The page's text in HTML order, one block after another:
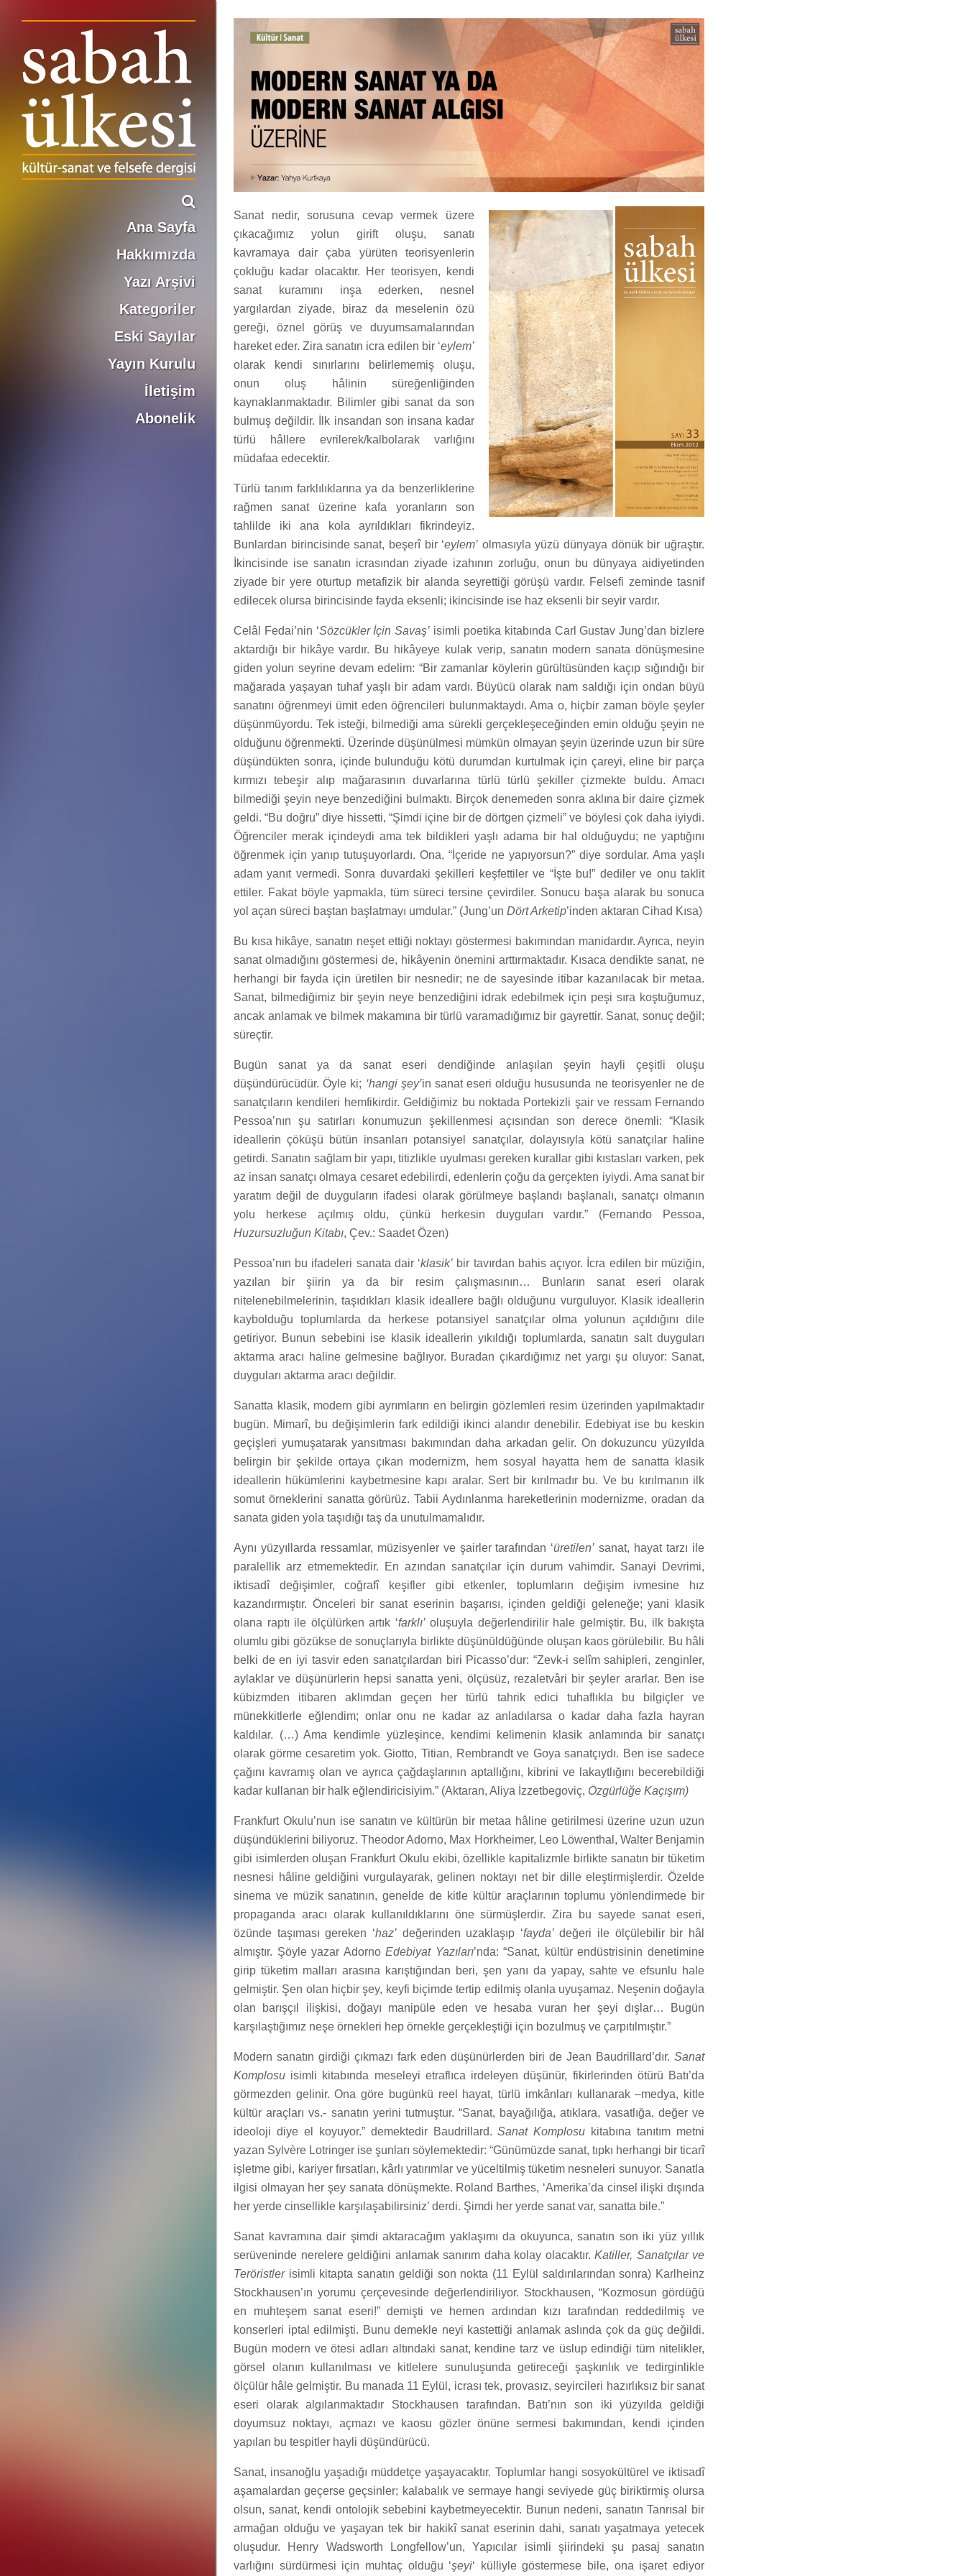
Ana Sayfa
Hakkımızda
Yazı Arşivi
Kategoriler
Eski Sayılar
Yayın Kurulu
İletişim
Abonelik
Sanat nedir, sorusuna cevap vermek üzere
çıkacağımız yolun girift oluşu, sanatı
kavramaya dair çaba yürüten teorisyenlerin
çokluğu kadar olacaktır. Her teorisyen, kendi
sanat kuramını inşa ederken, nesnel
yargılardan ziyade, biraz da meselenin özü
gereği, öznel görüş ve duyumsamalarından
hareket eder. Zira sanatın icra edilen bir ‘eylem’
olarak kendi sınırlarını belirlememiş oluşu,
onun oluş hâlinin süreğenliğinden
kaynaklanmaktadır. Bilimler gibi sanat da son
bulmuş değildir. İlk insandan son insana kadar
türlü hâllere evrilerek/kalbolarak varlığını
müdafaa edecektir.
Türlü tanım farklılıklarına ya da benzerliklerine
rağmen sanat üzerine kafa yoranların son
tahlilde iki ana kola ayrıldıkları fikrindeyiz.
Bunlardan birincisinde sanat, beşerî bir ‘eylem’ olmasıyla yüzü dünyaya dönük bir uğraştır.
İkincisinde ise sanatın icrasından ziyade izahının zorluğu, onun bu dünyaya aidiyetinden
ziyade bir yere oturtup metafizik bir alanda seyrettiği görüşü vardır. Felsefi zeminde tasnif
edilecek olursa birincisinde fayda eksenli; ikincisinde ise haz eksenli bir seyir vardır.
Celâl Fedai’nin ‘Sözcükler İçin Savaş’ isimli poetika kitabında Carl Gustav Jung’dan bizlere
aktardığı bir hikâye vardır. Bu hikâyeye kulak verip, sanatın modern sanata dönüşmesine
giden yolun seyrine devam edelim: “Bir zamanlar köylerin gürültüsünden kaçıp sığındığı bir
mağarada yaşayan tuhaf yaşlı bir adam vardı. Büyücü olarak nam saldığı için ondan büyü
sanatını öğrenmeyi ümit eden öğrencileri bulunmaktaydı. Ama o, hiçbir zaman böyle şeyler
düşünmüyordu. Tek isteği, bilmediği ama sürekli gerçekleşeceğinden emin olduğu şeyin ne
olduğunu öğrenmekti. Üzerinde düşünülmesi mümkün olmayan şeyin üzerinde uzun bir süre
düşündükten sonra, içinde bulunduğu kötü durumdan kurtulmak için çareyi, eline bir parça
kırmızı tebeşir alıp mağarasının duvarlarına türlü türlü şekiller çizmekte buldu. Amacı
bilmediği şeyin neye benzediğini bulmaktı. Birçok denemeden sonra aklına bir daire çizmek
geldi. “Bu doğru” diye hissetti, “Şimdi içine bir de dörtgen çizmeli” ve böylesi çok daha iyiydi.
Öğrenciler merak içindeydi ama tek bildikleri yaşlı adama bir hal olduğuydu; ne yaptığını
öğrenmek için yanıp tutuşuyorlardı. Ona, “İçeride ne yapıyorsun?” diye sordular. Ama yaşlı
adam yanıt vermedi. Sonra duvardaki şekilleri keşfettiler ve “İşte bu!” dediler ve onu taklit
ettiler. Fakat böyle yapmakla, tüm süreci tersine çevirdiler. Sonucu başa alarak bu sonuca
yol açan süreci baştan başlatmayı umdular.” (Jung’un Dört Arketip’inden aktaran Cihad Kısa)
Bu kısa hikâye, sanatın neşet ettiği noktayı göstermesi bakımından manidardır. Ayrıca, neyin
sanat olmadığını göstermesi de, hikâyenin önemini arttırmaktadır. Kısaca dendikte sanat, ne
herhangi bir fayda için üretilen bir nesnedir; ne de sayesinde itibar kazanılacak bir metaa.
Sanat, bilmediğimiz bir şeyin neye benzediğini idrak edebilmek için peşi sıra koştuğumuz,
ancak anlamak ve bilmek makamına bir türlü varamadığımız bir gayrettir. Sanat, sonuç değil;
süreçtir.
Bugün sanat ya da sanat eseri dendiğinde anlaşılan şeyin hayli çeşitli oluşu
düşündürücüdür. Öyle ki; ‘hangi şey’in sanat eseri olduğu hususunda ne teorisyenler ne de
sanatçıların kendileri hemfikirdir. Geldiğimiz bu noktada Portekizli şair ve ressam Fernando
Pessoa’nın şu satırları konumuzun şekillenmesi açısından son derece önemli: “Klasik
ideallerin çöküşü bütün insanları potansiyel sanatçılar, dolayısıyla kötü sanatçılar haline
getirdi. Sanatın sağlam bir yapı, titizlikle uyulması gereken kurallar gibi kıstasları varken, pek
az insan sanatçı olmaya cesaret edebilirdi, edenlerin çoğu da gerçekten iyiydi. Ama sanat bir
yaratım değil de duyguların ifadesi olarak görülmeye başlandı başlanalı, sanatçı olmanın
yolu herkese açılmış oldu, çünkü herkesin duyguları vardır.” (Fernando Pessoa,
Huzursuzluğun Kitabı, Çev.: Saadet Özen)
Pessoa’nın bu ifadeleri sanata dair ‘klasik’ bir tavırdan bahis açıyor. İcra edilen bir müziğin,
yazılan bir şiirin ya da bir resim çalışmasının… Bunların sanat eseri olarak
nitelenebilmelerinin, taşıdıkları klasik ideallere bağlı olduğunu vurguluyor. Klasik ideallerin
kaybolduğu toplumlarda da herkese potansiyel sanatçılar olma yolunun açıldığını dile
getiriyor. Bunun sebebini ise klasik ideallerin yıkıldığı toplumlarda, sanatın salt duyguları
aktarma aracı haline gelmesine bağlıyor. Buradan çıkardığımız net yargı şu oluyor: Sanat,
duyguları aktarma aracı değildir.
Sanatta klasik, modern gibi ayrımların en belirgin gözlemleri resim üzerinden yapılmaktadır
bugün. Mimarî, bu değişimlerin fark edildiği ikinci alandır denebilir. Edebiyat ise bu keskin
geçişleri yumuşatarak yansıtması bakımından daha arkadan gelir. On dokuzuncu yüzyılda
belirgin bir şekilde ortaya çıkan modernizm, hem sosyal hayatta hem de sanatta klasik
ideallerin hükümlerini kaybetmesine kapı aralar. Sert bir kırılmadır bu. Ve bu kırılmanın ilk
somut örneklerini sanatta görürüz. Tabii Aydınlanma hareketlerinin modernizme, oradan da
sanata giden yola taşıdığı taş da unutulmamalıdır.
Aynı yüzyıllarda ressamlar, müzisyenler ve şairler tarafından ‘üretilen’ sanat, hayat tarzı ile
paralellik arz etmemektedir. En azından sanatçılar için durum vahimdir. Sanayi Devrimi,
iktisadî değişimler, coğrafî keşifler gibi etkenler, toplumların değişim ivmesine hız
kazandırmıştır. Önceleri bir sanat eserinin başarısı, içinden geldiği geleneğe; yani klasik
olana raptı ile ölçülürken artık ‘farklı’oluşuyla değerlendirilir hale gelmiştir. Bu, ilk bakışta
olumlu gibi gözükse de sonuçlarıyla birlikte düşünüldüğünde oluşan kaos görülebilir. Bu hâli
belki de en iyi tasvir eden sanatçılardan biri Picasso’dur: “Zevk-i selîm sahipleri, zenginler,
aylaklar ve düşünürlerin hepsi sanatta yeni, ölçüsüz, rezaletvâri bir şeyler ararlar. Ben ise
kübizmden itibaren aklımdan geçen her türlü tahrik edici tuhaflıkla bu bilgiçler ve
münekkitlerle eğlendim; onlar onu ne kadar az anladılarsa o kadar daha fazla hayran
kaldılar. (…) Ama kendimle yüzleşince, kendimi kelimenin klasik anlamında bir sanatçı
olarak görme cesaretim yok. Giotto, Titian, Rembrandt ve Goya sanatçıydı. Ben ise sadece
çağını kavramış olan ve ayrıca çağdaşlarının aptallığını, kibrini ve lakaytlığını becerebildiği
kadar kullanan bir halk eğlendiricisiyim.” (Aktaran, Aliya İzzetbegoviç, Özgürlüğe Kaçışım)
Frankfurt Okulu’nun ise sanatın ve kültürün bir metaa hâline getirilmesi üzerine uzun uzun
düşündüklerini biliyoruz. Theodor Adorno, Max Horkheimer, Leo Löwenthal, Walter Benjamin
gibi isimlerden oluşan Frankfurt Okulu ekibi, özellikle kapitalizmle birlikte sanatın bir tüketim
nesnesi hâline geldiğini vurgulayarak, gelinen noktayı net bir dille eleştirmişlerdir. Özelde
sinema ve müzik sanatının, genelde de kitle kültür araçlarının toplumu yönlendirmede bir
propaganda aracı olarak kullanıldıklarını öne sürmüşlerdir. Zira bu sayede sanat eseri,
özünde taşıması gereken ‘haz’değerinden uzaklaşıp ‘fayda’değeri ile ölçülebilir bir hâl
almıştır. Şöyle yazar AdornoEdebiyat Yazıları’nda: “Sanat, kültür endüstrisinin denetimine
girip tüketim malları arasına karıştığından beri, şen yanı da yapay, sahte ve efsunlu hale
gelmiştir. Şen olan hiçbir şey, keyfi biçimde tertip edilmiş olanla uyuşamaz. Neşenin doğayla
olan barışçıl ilişkisi, doğayı manipüle eden ve hesaba vuran her şeyi dışlar… Bugün
karşılaştığımız neşe örnekleri hep örnekle gerçekleştiği için bozulmuş ve çarpıtılmıştır.”
Modern sanatın girdiği çıkmazı fark eden düşünürlerden biri de Jean Baudrillard’dır. Sanat
Komplosu isimli kitabında meseleyi etraflıca irdeleyen düşünür, fikirlerinden ötürü Batı’da
görmezden gelinir. Ona göre bugünkü reel hayat, türlü imkânları kullanarak –medya, kitle
kültür araçları vs.- sanatın yerini tutmuştur. “Sanat, bayağılığa, atıklara, vasatlığa, değer ve
ideoloji diye el koyuyor.” demektedir Baudrillard.Sanat Komplosu kitabına tanıtım metni
yazan Sylvère Lotringer ise şunları söylemektedir: “Günümüzde sanat, tıpkı herhangi bir ticarî
işletme gibi, kariyer fırsatları, kârlı yatırımlar ve yüceltilmiş tüketim nesneleri sunuyor. Sanatla
ilgisi olmayan her şey sanata dönüşmekte. Roland Barthes, ‘Amerika’da cinsel ilişki dışında
her yerde cinsellikle karşılaşabilirsiniz’ derdi. Şimdi her yerde sanat var, sanatta bile.”
Sanat kavramına dair şimdi aktaracağım yaklaşımı da okuyunca, sanatın son iki yüz yıllık
serüveninde nerelere geldiğini anlamak sanırım daha kolay olacaktır. Katiller, Sanatçılar ve
Teröristlerisimli kitapta sanatın geldiği son nokta (11 Eylül saldırılarından sonra) Karlheinz
Stockhausen’ın yorumu çerçevesinde değerlendiriliyor. Stockhausen, “Kozmosun gördüğü
en muhteşem sanat eseri!” demişti ve hemen ardından kızı tarafından reddedilmiş ve
konserleri iptal edilmişti. Bunu demekle neyi kastettiği anlamak aslında çok da güç değildi.
Bugün modern ve ötesi adları altındaki sanat, kendine tarz ve üslup edindiği tüm nitelikler,
görsel olanın kullanılması ve kitlelere sunuluşunda getireceği şaşkınlık ve tedirginlikle
ölçülür hâle gelmiştir. Bu manada 11 Eylül, icrası tek, provasız, seyircileri hazırlıksız bir sanat
eseri olarak algılanmaktadır Stockhausen tarafından. Batı’nın son iki yüzyılda geldiği
doyumsuz noktayı, açmazı ve kaosu gözler önüne sermesi bakımından, kendi içinden
yapılan bu tespitler hayli düşündürücü.
Sanat, insanoğlu yaşadığı müddetçe yaşayacaktır. Toplumlar hangi sosyokültürel ve iktisadî
aşamalardan geçerse geçsinler; kalabalık ve sermaye hangi seviyede güç biriktirmiş olursa
olsun, sanat, kendi ontolojik sebebini kaybetmeyecektir. Bunun nedeni, sanatın Tanrısal bir
armağan olduğu ve yaşayan tek bir hakikî sanat eserinin dahi, sanatı yaşatmaya yetecek
oluşudur. Henry Wadsworth Longfellow’un, Yapıcılar isimli şiirindeki şu pasaj sanatın
varlığını sürdürmesi için muhtaç olduğu ‘şeyi‘ külliyle göstermese bile, ona işaret ediyor